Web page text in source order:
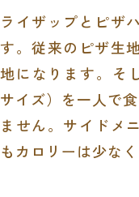
ライザップとピザ
す。従来のピザ生
地になります。そ
サイズ）を一人で
ません。サイドメ
もカロリーは少なく